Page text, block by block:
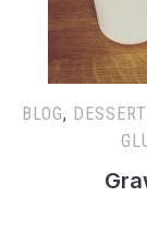
BLOG,